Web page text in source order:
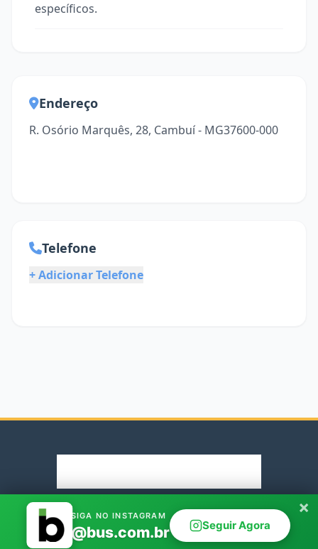
específicos.
Endereço
R. Osório Marquês, 28, Cambuí - MG37600-000
Telefone
+ Adicionar Telefone
© 2026 Rodoviaria.de. Parceiro oficial Bus.com.br ×
SIGA NO INSTAGRAM
@bus.com.br Seguir Agora